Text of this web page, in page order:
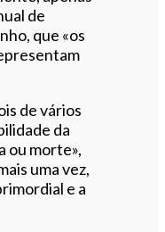
de
que «os
de vários
da
ou morte»,
uma vez,
e a